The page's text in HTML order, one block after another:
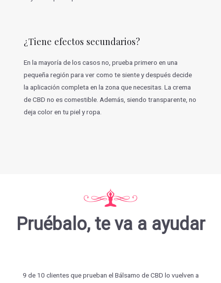
¿Tiene efectos secundarios?
En la mayoría de los casos no, prueba primero en una
pequeña región para ver como te siente y después decide
la aplicación completa en la zona que necesitas. La crema
de CBD no es comestible. Además, siendo transparente, no
deja color en tu piel y ropa.
Pruébalo, te va a ayudar
9 de 10 clientes que prueban el Bálsamo de CBD lo vuelven a